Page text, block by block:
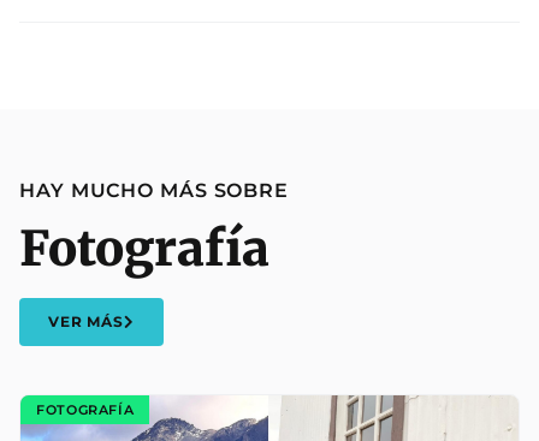
HAY MUCHO MÁS SOBRE
Fotografía
VER MÁS
FOTOGRAFÍA